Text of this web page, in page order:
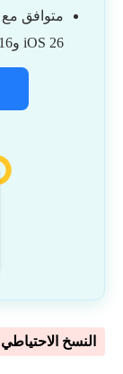
iOS 26 وAndroid 16.
النسخ